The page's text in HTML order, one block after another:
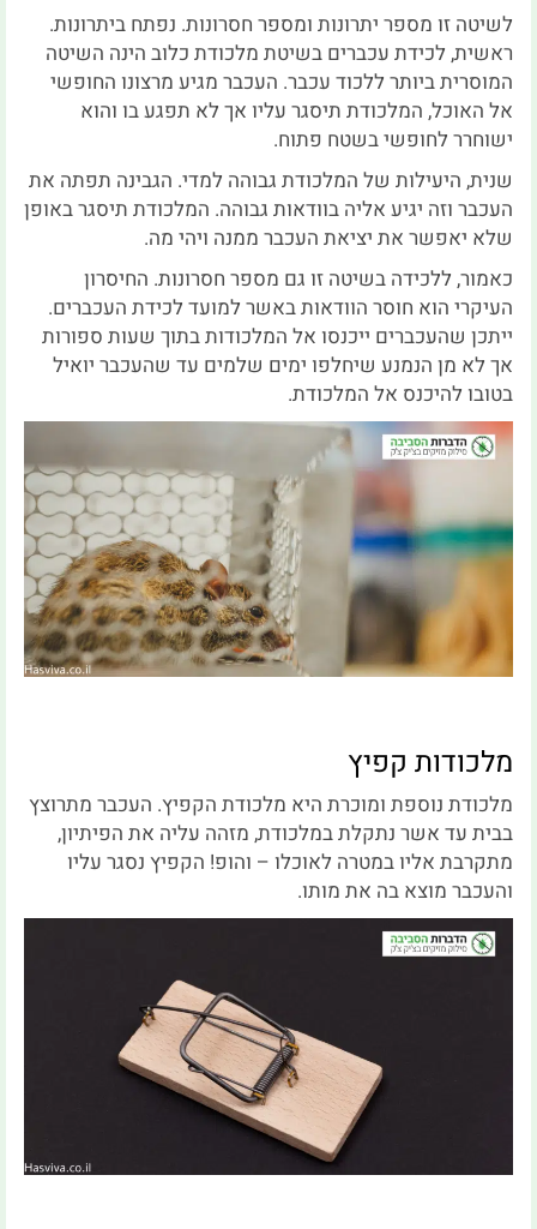
לשיטה זו מספר יתרונות ומספר חסרונות. נפתח ביתרונות.
ראשית, לכידת עכברים בשיטת מלכודת כלוב הינה השיטה
המוסרית ביותר ללכוד עכבר. העכבר מגיע מרצונו החופשי
אל האוכל, המלכודת תיסגר עליו אך לא תפגע בו והוא
ישוחרר לחופשי בשטח פתוח.
שנית, היעילות של המלכודת גבוהה למדי. הגבינה תפתה את
העכבר וזה יגיע אליה בוודאות גבוהה. המלכודת תיסגר באופן
שלא יאפשר את יציאת העכבר ממנה ויהי מה.
כאמור, ללכידה בשיטה זו גם מספר חסרונות. החיסרון
העיקרי הוא חוסר הוודאות באשר למועד לכידת העכברים.
ייתכן שהעכברים ייכנסו אל המלכודות בתוך שעות ספורות
אך לא מן הנמנע שיחלפו ימים שלמים עד שהעכבר יואיל
בטובו להיכנס אל המלכודת.
מלכודות קפיץ
מלכודת נוספת ומוכרת היא מלכודת הקפיץ. העכבר מתרוצץ
בבית עד אשר נתקלת במלכודת, מזהה עליה את הפיתיון,
מתקרבת אליו במטרה לאוכלו – והופ! הקפיץ נסגר עליו
והעכבר מוצא בה את מותו.